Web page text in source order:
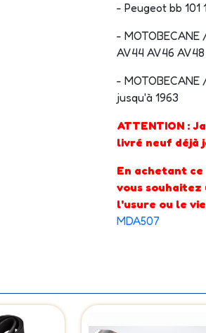
- Peugeot bb 101
- MOTOBECANE
AV44 AV46
- MOTOBECANE
jusqu'à 1963
ATTENTION :
livré neuf déjà
En achetant
vous souhaitez
l'usure ou le
MDA507